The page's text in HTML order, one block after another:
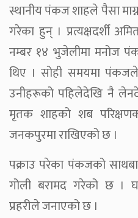
स्थानीय पंकज शाहले पैसा
गरेका हुन् । प्रत्यक्षदर्शी
नम्बर १४ भुजेलीमा मनोज
थिए । सोही समयमा
उनीहरूको पहिलेदेखि नै
मृतक शाहको शब
जनकपुरमा राखिएको छ ।
पक्राउ परेका पंकजको
गोली बरामद गरेको छ ।
प्रहरीले जनाएको छ ।